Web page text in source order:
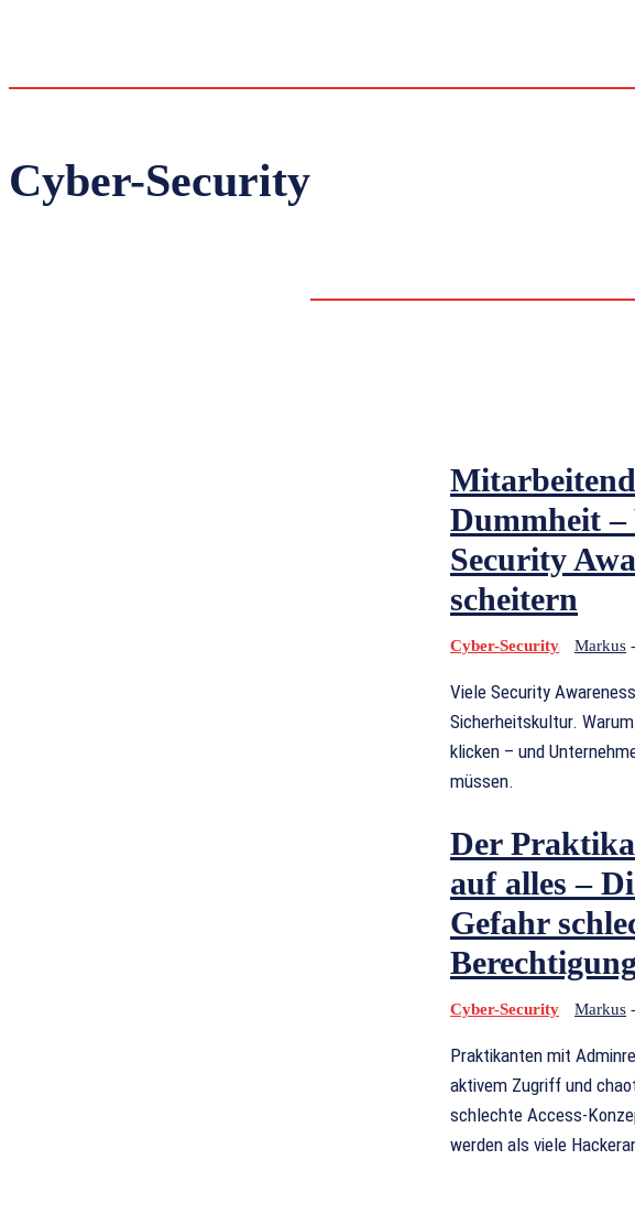
Cyber-Security
Dummheit –
Security
scheitern
Cyber-Security Markus -
Viele Security
Sicherheitskultur.
klicken – und
müssen.
Der
auf alles –
Gefahr
Cyber-Security Markus -
Praktikanten mit
aktivem Zugriff und
schlechte Access-
werden als viele